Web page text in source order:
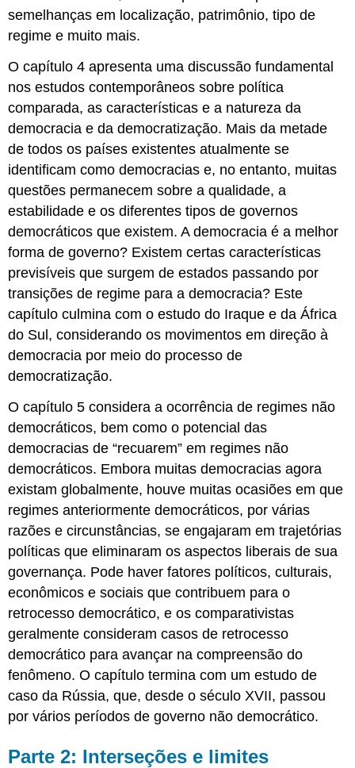
semelhanças em localização, patrimônio, tipo de
regime e muito mais.
O capítulo 4 apresenta uma discussão fundamental
nos estudos contemporâneos sobre política
comparada, as características e a natureza da
democracia e da democratização. Mais da metade
de todos os países existentes atualmente se
identificam como democracias e, no entanto, muitas
questões permanecem sobre a qualidade, a
estabilidade e os diferentes tipos de governos
democráticos que existem. A democracia é a melhor
forma de governo? Existem certas características
previsíveis que surgem de estados passando por
transições de regime para a democracia? Este
capítulo culmina com o estudo do Iraque e da África
do Sul, considerando os movimentos em direção à
democracia por meio do processo de
democratização.
O capítulo 5 considera a ocorrência de regimes não
democráticos, bem como o potencial das
democracias de “recuarem” em regimes não
democráticos. Embora muitas democracias agora
existam globalmente, houve muitas ocasiões em que
regimes anteriormente democráticos, por várias
razões e circunstâncias, se engajaram em trajetórias
políticas que eliminaram os aspectos liberais de sua
governança. Pode haver fatores políticos, culturais,
econômicos e sociais que contribuem para o
retrocesso democrático, e os comparativistas
geralmente consideram casos de retrocesso
democrático para avançar na compreensão do
fenômeno. O capítulo termina com um estudo de
caso da Rússia, que, desde o século XVII, passou
por vários períodos de governo não democrático.
Parte 2: Interseções e limites